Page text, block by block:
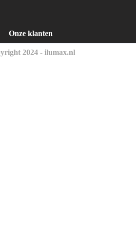
Onze klanten
2024 - ilumax.nl